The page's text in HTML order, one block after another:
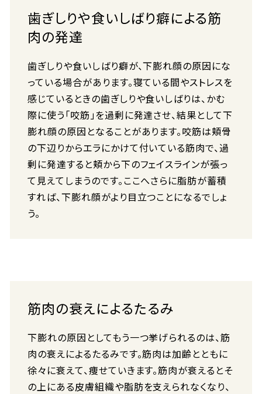
歯ぎしりや食いしばり癖による筋
肉の発達
歯ぎしりや食いしばり癖が、下膨れ顔の原因にな
っている場合があります。寝ている間やストレスを
感じているときの歯ぎしりや食いしばりは、かむ
際に使う「咬筋」を過剰に発達させ、結果として下
膨れ顔の原因となることがあります。咬筋は頬骨
の下辺りからエラにかけて付いている筋肉で、過
剰に発達すると頬から下のフェイスラインが張っ
て見えてしまうのです。ここへさらに脂肪が蓄積
すれば、下膨れ顔がより目立つことになるでしょ
う。
筋肉の衰えによるたるみ
下膨れの原因としてもう一つ挙げられるのは、筋
肉の衰えによるたるみです。筋肉は加齢とともに
徐々に衰えて、痩せていきます。筋肉が衰えるとそ
の上にある皮膚組織や脂肪を支えられなくなり、